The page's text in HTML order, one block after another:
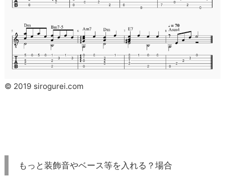
© 2019 sirogurei.com
もっと装飾音やベース等を入れる？場合